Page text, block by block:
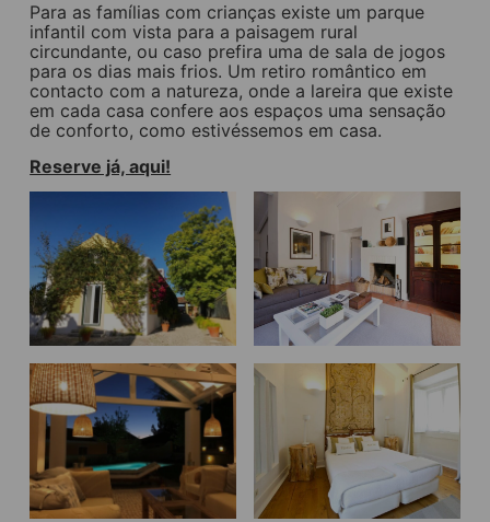
Para as famílias com crianças existe um parque
infantil com vista para a paisagem rural
circundante, ou caso prefira uma de sala de jogos
para os dias mais frios. Um retiro romântico em
contacto com a natureza, onde a lareira que existe
em cada casa confere aos espaços uma sensação
de conforto, como estivéssemos em casa.
Reserve já, aqui!